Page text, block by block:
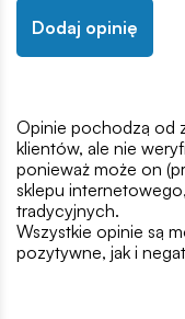
Dodaj opinię
Opinie pochodzą od
klientów, ale nie
ponieważ może on
sklepu
tradycyjnych.
Wszystkie opinie są
pozytywne, jak i